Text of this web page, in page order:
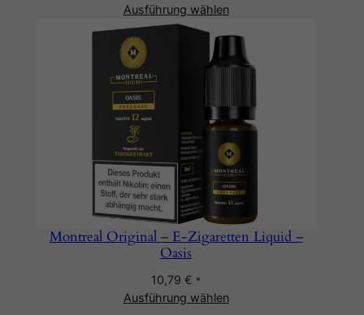
Ausführung wählen
Montreal Original – E-Zigaretten Liquid –
Oasis
10,79 € *
Ausführung wählen